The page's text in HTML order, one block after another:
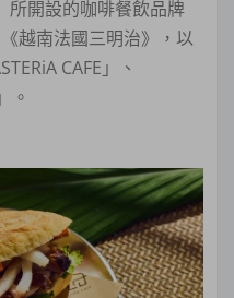
所開設的咖啡餐飲品牌
越南法國三明治》，以
CAFE」、
。